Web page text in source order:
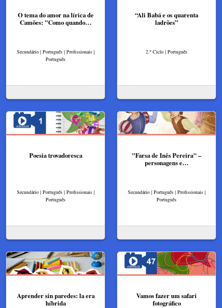
O tema do amor na lírica de
Camões: "Como quando…
Secundário | Português | Profissionais |
Português
“Ali Babá e os quarenta
ladrões”
2.º Ciclo | Português
Poesia trovadoresca
Secundário | Português | Profissionais |
Português
"Farsa de Inês Pereira" –
personagens e…
Secundário | Português | Profissionais |
Português
Aprender sin paredes: la era
híbrida
Vamos fazer um safari
fotográfico